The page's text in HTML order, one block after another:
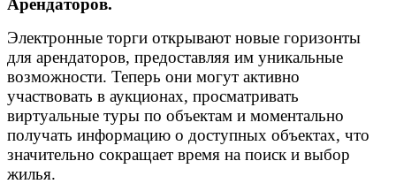
Арендаторов.
Электронные торги открывают новые горизонты
для арендаторов, предоставляя им уникальные
возможности. Теперь они могут активно
участвовать в аукционах, просматривать
виртуальные туры по объектам и моментально
получать информацию о доступных объектах, что
значительно сокращает время на поиск и выбор
жилья.